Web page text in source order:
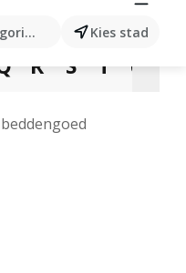
producten...
Kies stad
D E F
R S T U